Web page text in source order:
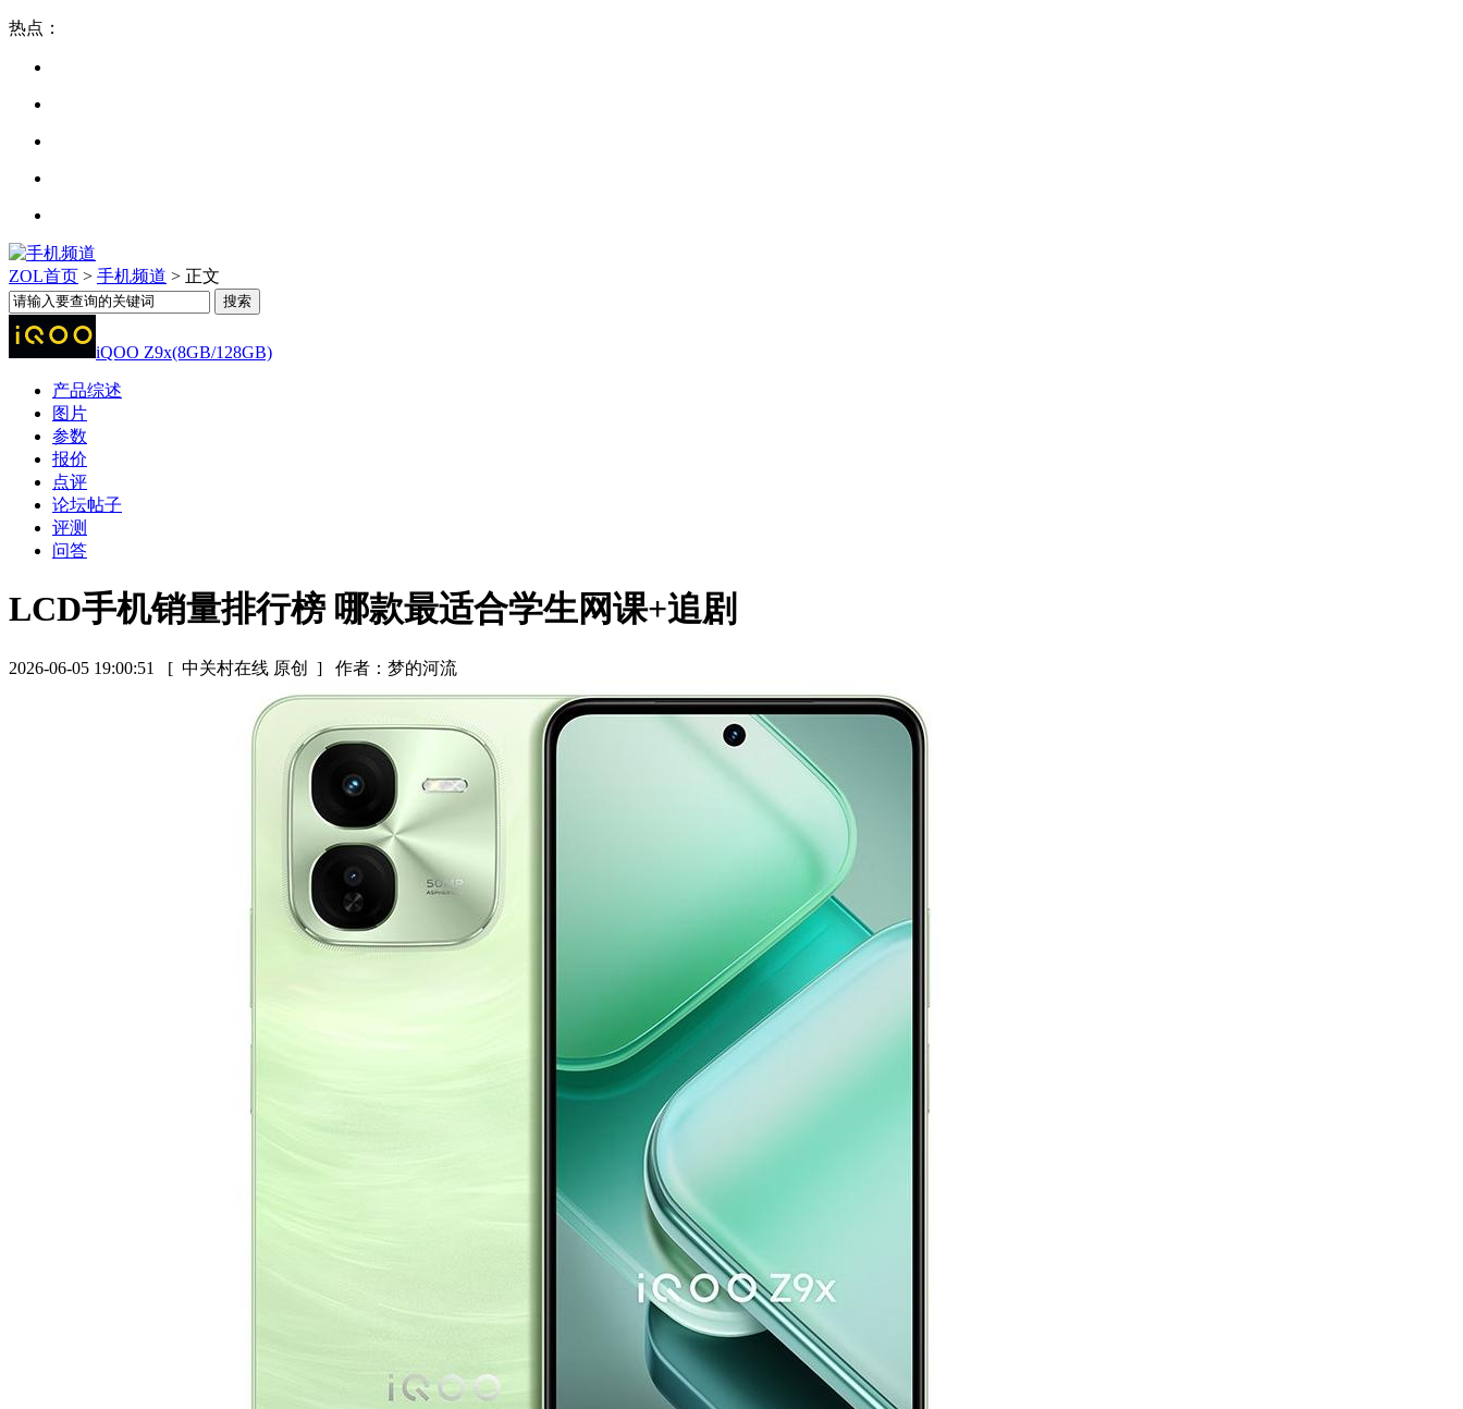
热点：
ZOL首页 > 手机频道 > 正文
iQOO Z9x(8GB/128GB)
产品综述
图片
参数
报价
点评
论坛帖子
评测
问答
LCD手机销量排行榜 哪款最适合学生网课+追剧
2026-06-05 19:00:51 [ 中关村在线 原创 ] 作者：梦的河流